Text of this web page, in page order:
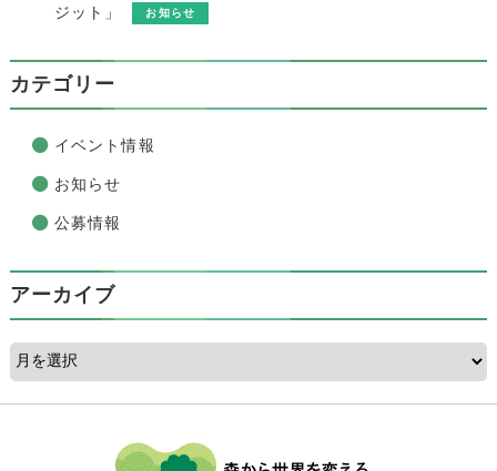
ジット」
お知らせ
カテゴリー
イベント情報
お知らせ
公募情報
アーカイブ